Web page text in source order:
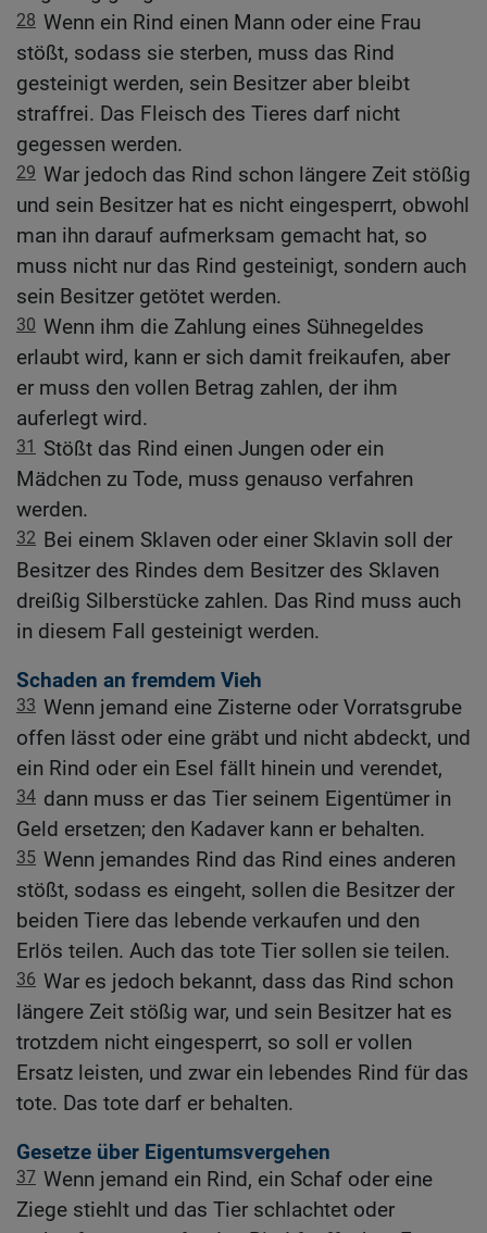
28 Wenn ein Rind einen Mann oder eine Frau
stößt, sodass sie sterben, muss das Rind
gesteinigt werden, sein Besitzer aber bleibt
straffrei. Das Fleisch des Tieres darf nicht
gegessen werden.
29 War jedoch das Rind schon längere Zeit stößig
und sein Besitzer hat es nicht eingesperrt, obwohl
man ihn darauf aufmerksam gemacht hat, so
muss nicht nur das Rind gesteinigt, sondern auch
sein Besitzer getötet werden.
30 Wenn ihm die Zahlung eines Sühnegeldes
erlaubt wird, kann er sich damit freikaufen, aber
er muss den vollen Betrag zahlen, der ihm
auferlegt wird.
31 Stößt das Rind einen Jungen oder ein
Mädchen zu Tode, muss genauso verfahren
werden.
32 Bei einem Sklaven oder einer Sklavin soll der
Besitzer des Rindes dem Besitzer des Sklaven
dreißig Silberstücke zahlen. Das Rind muss auch
in diesem Fall gesteinigt werden.
Schaden an fremdem Vieh
33 Wenn jemand eine Zisterne oder Vorratsgrube
offen lässt oder eine gräbt und nicht abdeckt, und
ein Rind oder ein Esel fällt hinein und verendet,
34 dann muss er das Tier seinem Eigentümer in
Geld ersetzen; den Kadaver kann er behalten.
35 Wenn jemandes Rind das Rind eines anderen
stößt, sodass es eingeht, sollen die Besitzer der
beiden Tiere das lebende verkaufen und den
Erlös teilen. Auch das tote Tier sollen sie teilen.
36 War es jedoch bekannt, dass das Rind schon
längere Zeit stößig war, und sein Besitzer hat es
trotzdem nicht eingesperrt, so soll er vollen
Ersatz leisten, und zwar ein lebendes Rind für das
tote. Das tote darf er behalten.
Gesetze über Eigentumsvergehen
37 Wenn jemand ein Rind, ein Schaf oder eine
Ziege stiehlt und das Tier schlachtet oder